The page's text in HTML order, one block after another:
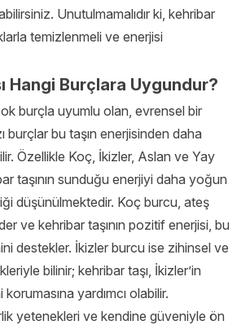
Unutulmamalıdır ki, kehribar
temizlenmeli ve enerjisi
Hangi Burçlara Uygundur?
burçla uyumlu olan, evrensel bir
burçlar bu taşın enerjisinden daha
Özellikle Koç, İkizler, Aslan ve Yay
taşının sunduğu enerjiyi daha yoğun
düşünülmektedir. Koç burcu, ateş
ve kehribar taşının pozitif enerjisi, bu
destekler. İkizler burcu ise zihinsel ve
bilinir; kehribar taşı, İkizler’in
yardımcı olabilir.
yetenekleri ve kendine güveniyle ön